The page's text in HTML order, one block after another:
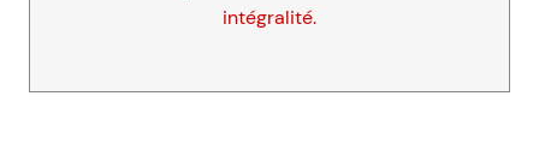
intégralité.